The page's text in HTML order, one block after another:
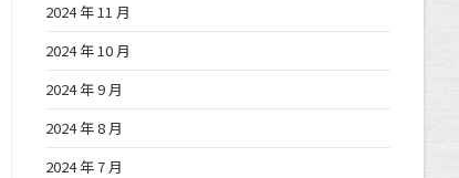
2024 年 11 月
2024 年 10 月
2024 年 9 月
2024 年 8 月
2024 年 7 月